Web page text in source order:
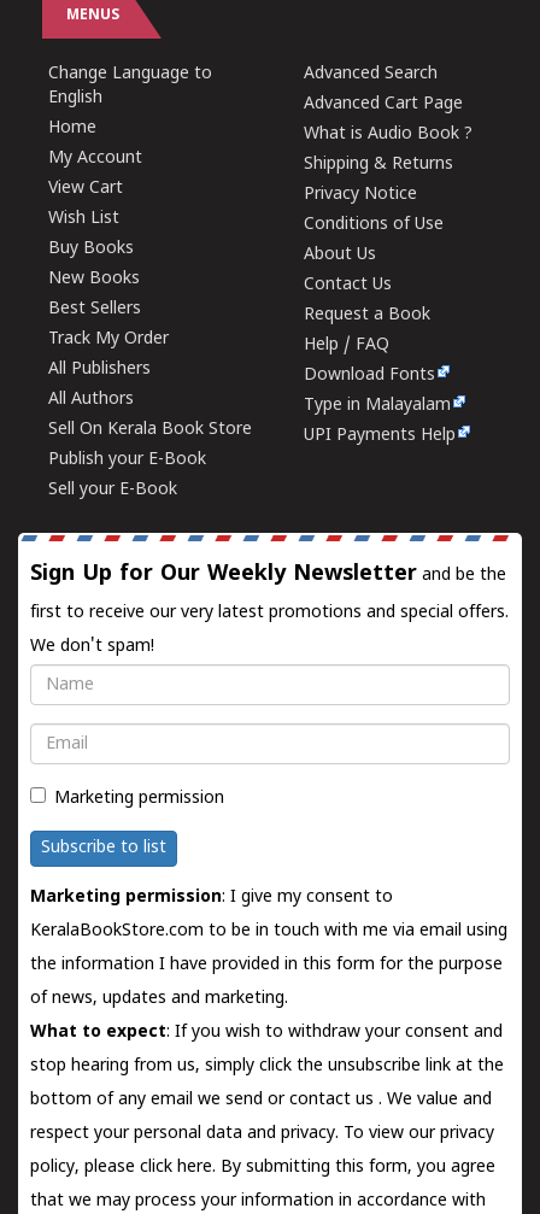
MENUS
Change Language to
English
Home
My Account
View Cart
Wish List
Buy Books
New Books
Best Sellers
Track My Order
All Publishers
All Authors
Sell On Kerala Book Store
Publish your E-Book
Sell your E-Book
Advanced Search
Advanced Cart Page
What is Audio Book ?
Shipping & Returns
Privacy Notice
Conditions of Use
About Us
Contact Us
Request a Book
Help / FAQ
Download Fonts
Type in Malayalam
UPI Payments Help
Sign Up for Our Weekly Newsletter and be the
first to receive our very latest promotions and special offers.
We don't spam!
Name
Email
Marketing permission
Subscribe to list
Marketing permission: I give my consent to
KeralaBookStore.com to be in touch with me via email using
the information I have provided in this form for the purpose
of news, updates and marketing.
What to expect: If you wish to withdraw your consent and
stop hearing from us, simply click the unsubscribe link at the
bottom of any email we send orcontact us . We value and
respect your personal data and privacy. To view our privacy
policy, please click here. By submitting this form, you agree
that we may process your information in accordance with